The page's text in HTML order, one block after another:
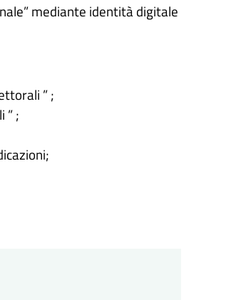
mediante identità digitale
” ;
” ;